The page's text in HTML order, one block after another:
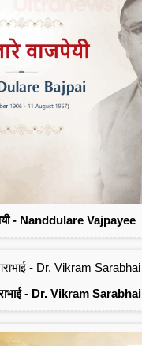
- Nanddulare Vajpayee
- Dr. Vikram Sarabhai